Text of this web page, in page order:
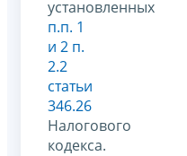
установленных
п.п. 1
и 2 п.
2.2
статьи
346.26
Налогового
кодекса.